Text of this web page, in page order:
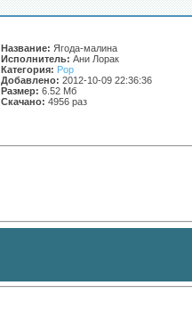
Название: Ягода-малина
Исполнитель: Ани Лорак
Категория: Pop
Добавлено: 2012-10-09 22:36:36
Размер: 6.52 Мб
Скачано: 4956 раз